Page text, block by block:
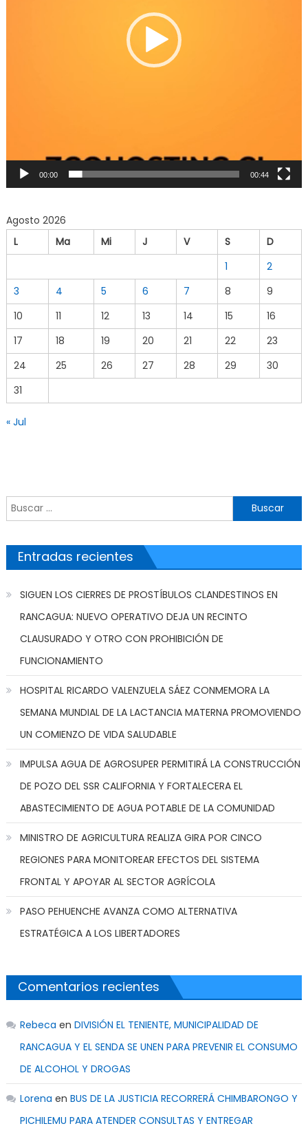
00:00 00:44
Agosto 2026
L
Ma Mi J V S
D
1
2
3
4 5 6 7 8
9
10
11 12 13 14 15
16
17
18 19 20 21 22
23
24
25 26 27 28 29
30
31
« Jul
Buscar por:
Entradas recientes
SIGUEN LOS CIERRES DE PROSTÍBULOS CLANDESTINOS EN
RANCAGUA: NUEVO OPERATIVO DEJA UN RECINTO
CLAUSURADO Y OTRO CON PROHIBICIÓN DE
FUNCIONAMIENTO
HOSPITAL RICARDO VALENZUELA SÁEZ CONMEMORA LA
SEMANA MUNDIAL DE LA LACTANCIA MATERNA PROMOVIENDO
UN COMIENZO DE VIDA SALUDABLE
IMPULSA AGUA DE AGROSUPER PERMITIRÁ LA CONSTRUCCIÓN
DE POZO DEL SSR CALIFORNIA Y FORTALECERA EL
ABASTECIMIENTO DE AGUA POTABLE DE LA COMUNIDAD
MINISTRO DE AGRICULTURA REALIZA GIRA POR CINCO
REGIONES PARA MONITOREAR EFECTOS DEL SISTEMA
FRONTAL Y APOYAR AL SECTOR AGRÍCOLA
PASO PEHUENCHE AVANZA COMO ALTERNATIVA
ESTRATÉGICA A LOS LIBERTADORES
Comentarios recientes
Rebeca en DIVISIÓN EL TENIENTE, MUNICIPALIDAD DE
RANCAGUA Y EL SENDA SE UNEN PARA PREVENIR EL CONSUMO
DE ALCOHOL Y DROGAS
Lorena en BUS DE LA JUSTICIA RECORRERÁ CHIMBARONGO Y
PICHILEMU PARA ATENDER CONSULTAS Y ENTREGAR